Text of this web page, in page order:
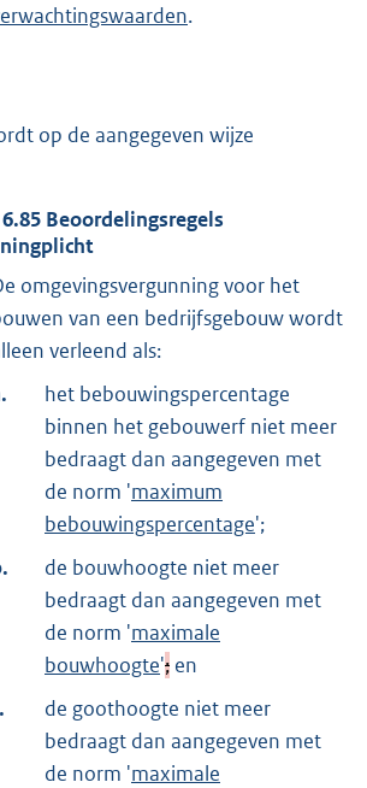
.
op de aangegeven wijze
6.85 Beoordelingsregels
omgevingsvergunning voor het
van een bedrijfsgebouw wordt
verleend als:
het bebouwingspercentage
binnen het gebouwerf niet meer
bedraagt dan aangegeven met
de norm 'maximum
bebouwingspercentage';
de bouwhoogte niet meer
bedraagt dan aangegeven met
de norm 'maximale
bouwhoogte'; en
de goothoogte niet meer
bedraagt dan aangegeven met
de norm 'maximale